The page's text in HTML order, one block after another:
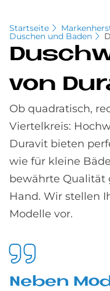
Startseite
Duschen und Baden
von
Ob quadratisch,
Viertelkreis:
Duravit bieten
wie für kleine
bewährte Qualität
Hand. Wir stellen
Modelle vor.
Ne­ben